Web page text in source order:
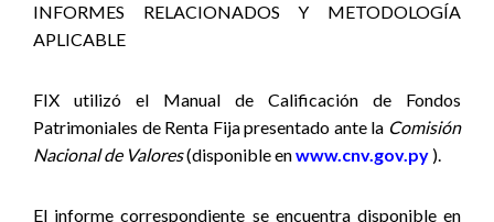
INFORMES RELACIONADOS Y METODOLOGÍA
APLICABLE
FIX utilizó el Manual de Calificación de Fondos
Patrimoniales de Renta Fija presentado ante la Comisión
Nacional de Valores(disponible enwww.cnv.gov.py ).
El informe correspondiente se encuentra disponible en